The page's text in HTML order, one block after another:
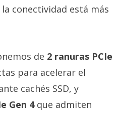
la conectividad está más
de 2 ranuras PCIe
para acelerar el
cachés SSD, y
Gen 4que admiten